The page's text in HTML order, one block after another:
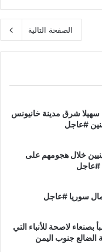
الصفحة التالية
سهيلا شرق مدينة خانيونس
#عاجل
خلال هجومهم على
#عاجل
سوريا #عاجل
لاصحة للأنباء التي
جنوب اليمن